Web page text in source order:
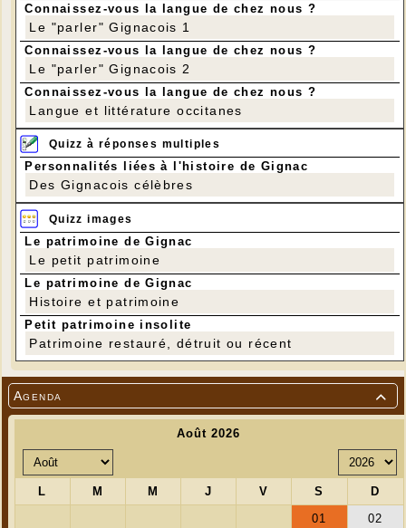

Agenda
Rouge-Queue noir - Black Redstart - Swarte
Roodstaart
---
Gros-Bec - Hawfinch - Appelvink
Connaissez-vous la langue de chez nous ?
Le "parler" Gignacois 1
Connaissez-vous la langue de chez nous ?
Le "parler" Gignacois 2
Connaissez-vous la langue de chez nous ?
Langue et littérature occitanes
Quizz à réponses multiples
Personnalités liées à l'histoire de Gignac
Des Gignacois célèbres
Quizz images
Le patrimoine de Gignac
Le petit patrimoine
Le patrimoine de Gignac
Histoire et patrimoine
Petit patrimoine insolite
Patrimoine restauré, détruit ou récent